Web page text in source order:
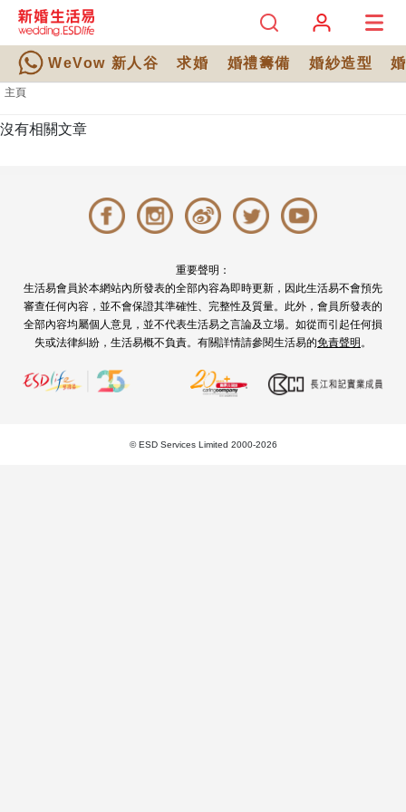
WeVow 新人谷 求婚 婚禮籌備 婚紗造型
主頁
沒有相關文章
重要聲明：
生活易會員於本網站內所發表的全部內容為即時更新，因此生活易不會預先
審查任何內容，並不會保證其準確性、完整性及質量。此外，會員所發表的
全部內容均屬個人意見，並不代表生活易之言論及立場。如從而引起任何損
失或法律糾紛，生活易概不負責。有關詳情請參閱生活易的免責聲明 。
© ESD Services Limited 2000-2026